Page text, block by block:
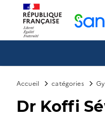
Accueil catégories
Dr Koffi
Panneau de gestion des cookies